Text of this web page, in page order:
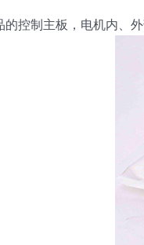
的控制主板，电机内、